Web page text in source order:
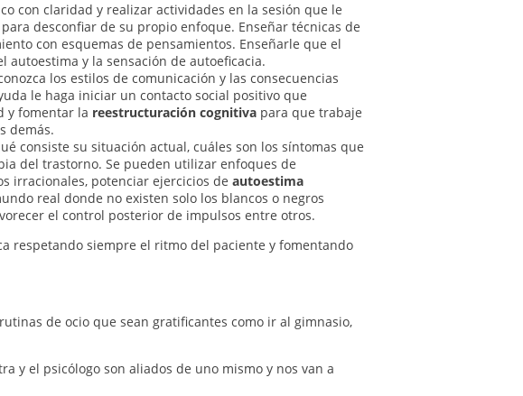
con claridad y realizar actividades en la sesión que le
desconfiar de su propio enfoque. Enseñar técnicas de
con esquemas de pensamientos. Enseñarle que el
y la sensación de autoeficacia.
los estilos de comunicación y las consecuencias
le haga iniciar un contacto social positivo que
y fomentar la reestructuración cognitivapara que trabaje
demás.
consiste su situación actual, cuáles son los síntomas que
del trastorno. Se pueden utilizar enfoques de
irracionales, potenciar ejercicios de autoestima
real donde no existen solo los blancos o negros
el control posterior de impulsos entre otros.
respetando siempre el ritmo del paciente y fomentando
de ocio que sean gratificantes como ir al gimnasio,
y el psicólogo son aliados de uno mismo y nos van a